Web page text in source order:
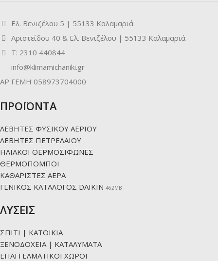
Ελ. Βενιζέλου 5 | 55133 Καλαμαριά
Αριστείδου 40 & Ελ. Βενιζέλου | 55133 Καλαμαριά
Τ: 2310 440844
info@klimamichaniki.gr
ΑΡ ΓΕΜΗ 058973704000
ΠΡΟΪΟΝΤΑ
ΛΕΒΗΤΕΣ ΦΥΣΙΚΟΥ ΑΕΡΙΟΥ
ΛΕΒΗΤΕΣ ΠΕΤΡΕΛΑΙΟΥ
ΗΛΙΑΚΟΙ ΘΕΡΜΟΣΙΦΩΝΕΣ
ΘΕΡΜΟΠΟΜΠΟΙ
ΚΑΘΑΡΙΣΤΕΣ ΑΕΡΑ
ΓΕΝΙΚΟΣ ΚΑΤΑΛΟΓΟΣ DAIKIN 462ΜΒ
ΛΥΣΕΙΣ
ΣΠΙΤΙ | ΚΑΤΟΙΚΙΑ
ΞΕΝΟΔΟΧΕΙΑ | ΚΑΤΑΛΥΜΑΤΑ
ΕΠΑΓΓΕΛΜΑΤΙΚΟΙ ΧΩΡΟΙ